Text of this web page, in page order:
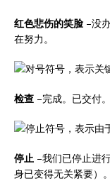
红色悲伤的笑脸 –没
在努力。
检查 –完成。已交付
停止 –我们已停止进
身已变得无关紧要）。